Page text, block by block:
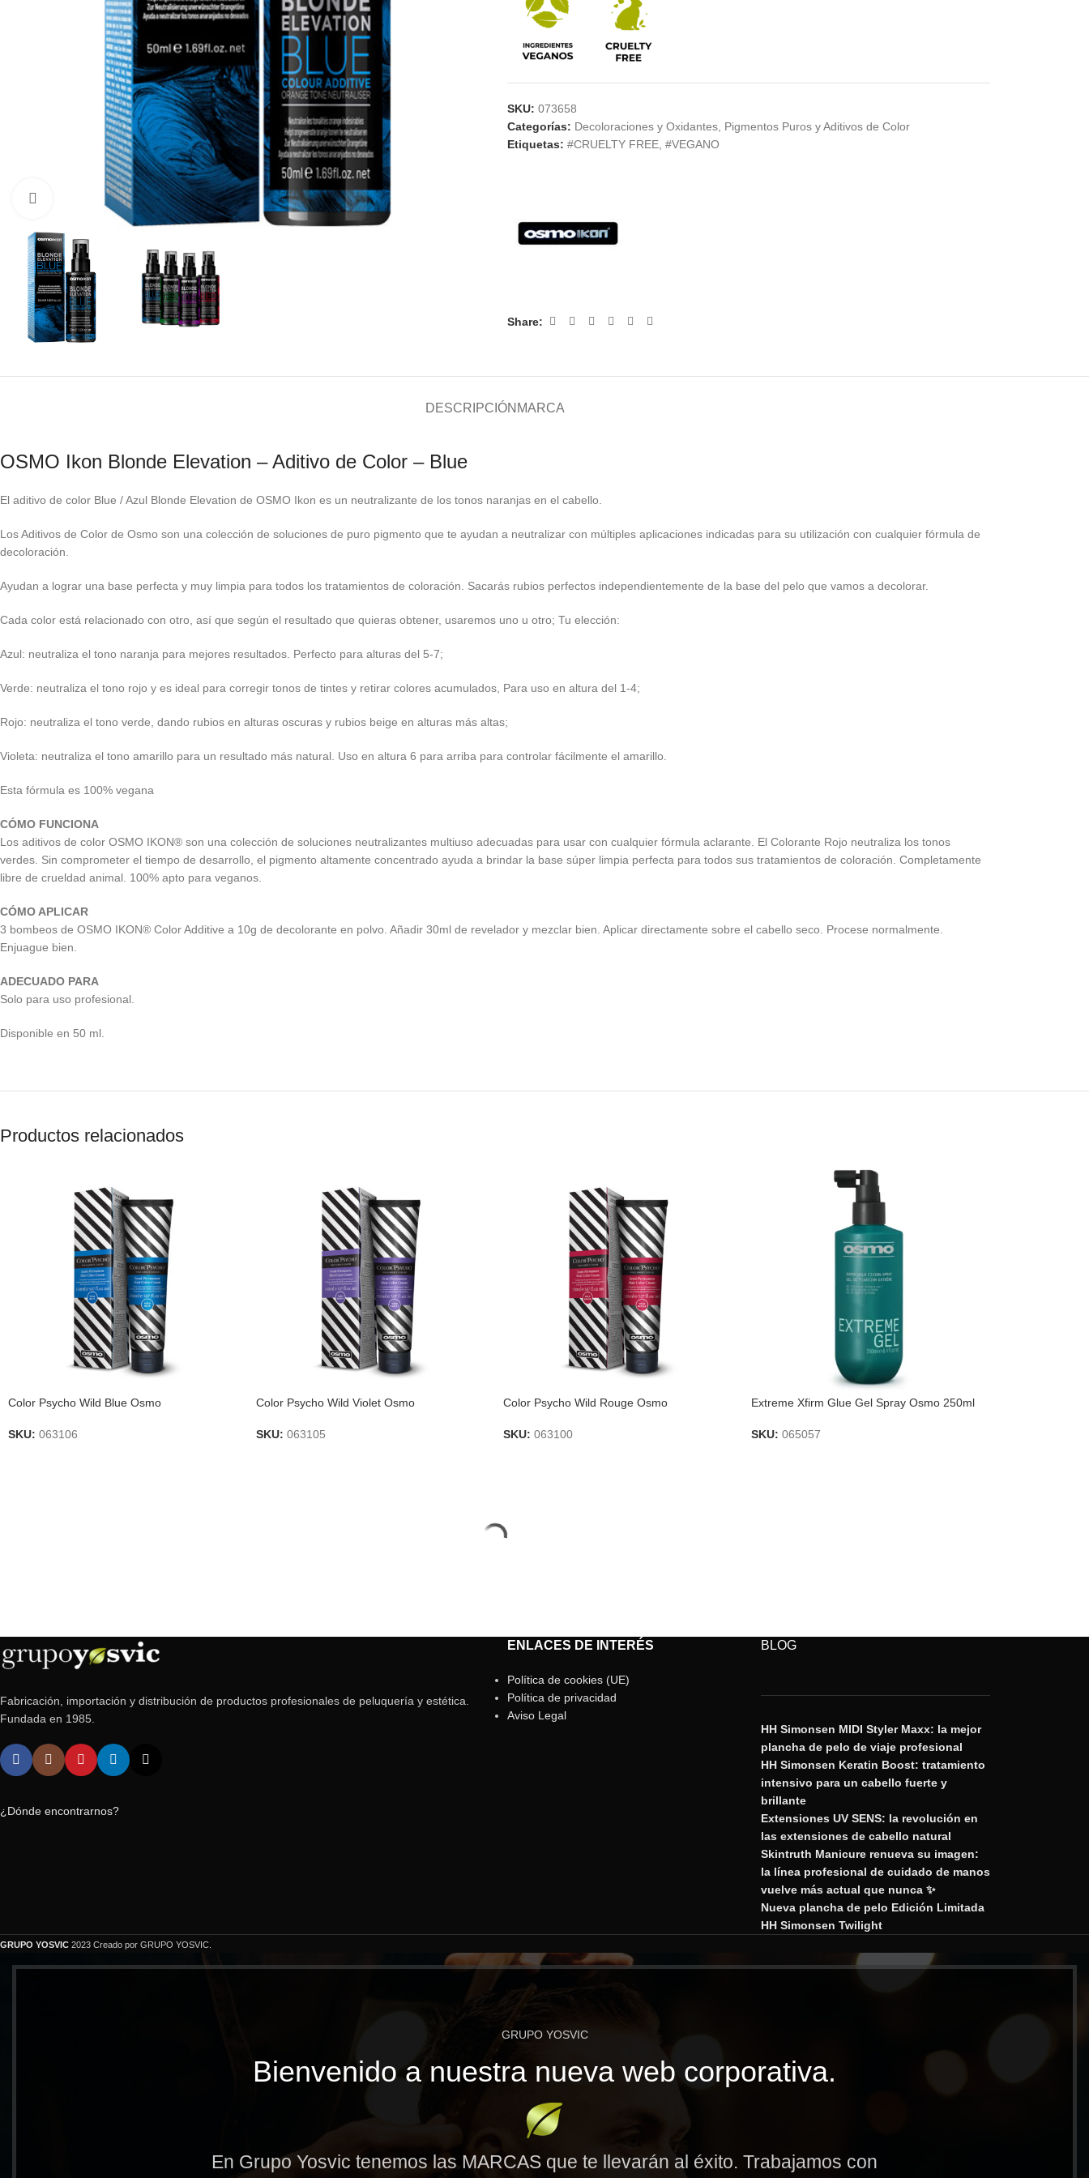
Click to enlarge
SKU: 073658
Categorías: Decoloraciones y Oxidantes, Pigmentos Puros y Aditivos de Color
Etiquetas: #CRUELTY FREE, #VEGANO
Share:
DESCRIPCIÓN MARCA
OSMO Ikon Blonde Elevation – Aditivo de Color – Blue
El aditivo de color Blue / Azul Blonde Elevation de OSMO Ikon es un neutralizante de los tonos naranjas en el cabello.
Los Aditivos de Color de Osmo son una colección de soluciones de puro pigmento que te ayudan a neutralizar con múltiples aplicaciones indicadas para su utilización con cualquier fórmula de
decoloración.
Ayudan a lograr una base perfecta y muy limpia para todos los tratamientos de coloración. Sacarás rubios perfectos independientemente de la base del pelo que vamos a decolorar.
Cada color está relacionado con otro, así que según el resultado que quieras obtener, usaremos uno u otro; Tu elección:
Azul: neutraliza el tono naranja para mejores resultados. Perfecto para alturas del 5-7;
Verde: neutraliza el tono rojo y es ideal para corregir tonos de tintes y retirar colores acumulados, Para uso en altura del 1-4;
Rojo: neutraliza el tono verde, dando rubios en alturas oscuras y rubios beige en alturas más altas;
Violeta: neutraliza el tono amarillo para un resultado más natural. Uso en altura 6 para arriba para controlar fácilmente el amarillo.
Esta fórmula es 100% vegana
CÓMO FUNCIONA
Los aditivos de color OSMO IKON® son una colección de soluciones neutralizantes multiuso adecuadas para usar con cualquier fórmula aclarante. El Colorante Rojo neutraliza los tonos
verdes. Sin comprometer el tiempo de desarrollo, el pigmento altamente concentrado ayuda a brindar la base súper limpia perfecta para todos sus tratamientos de coloración. Completamente
libre de crueldad animal. 100% apto para veganos.
CÓMO APLICAR
3 bombeos de OSMO IKON® Color Additive a 10g de decolorante en polvo. Añadir 30ml de revelador y mezclar bien. Aplicar directamente sobre el cabello seco. Procese normalmente.
Enjuague bien.
ADECUADO PARA
Solo para uso profesional.
Disponible en 50 ml.
Productos relacionados
Color Psycho Wild Blue Osmo
SKU: 063106
Color Psycho Wild Violet Osmo
SKU: 063105
Color Psycho Wild Rouge Osmo
SKU: 063100
Extreme Xfirm Glue Gel Spray Osmo 250ml
SKU: 065057
Fabricación, importación y distribución de productos profesionales de peluquería y estética.
Fundada en 1985.
¿Dónde encontrarnos?
ENLACES DE INTERÉS
Política de cookies (UE)
Política de privacidad
Aviso Legal
BLOG
HH Simonsen MIDI Styler Maxx: la mejor
plancha de pelo de viaje profesional
HH Simonsen Keratin Boost: tratamiento
intensivo para un cabello fuerte y
brillante
Extensiones UV SENS: la revolución en
las extensiones de cabello natural
Skintruth Manicure renueva su imagen:
la línea profesional de cuidado de manos
vuelve más actual que nunca ✨
Nueva plancha de pelo Edición Limitada
HH Simonsen Twilight
GRUPO YOSVIC 2023 Creado por GRUPO YOSVIC.
GRUPO YOSVIC
Bienvenido a nuestra nueva web corporativa.
En Grupo Yosvic tenemos las MARCAS que te llevarán al éxito. Trabajamos con